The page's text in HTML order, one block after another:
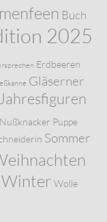
Buch
2025
Erdbeeren
Gläserner
Jahresfiguren
Nußknacker Puppe
Sommer
Winter Wolle